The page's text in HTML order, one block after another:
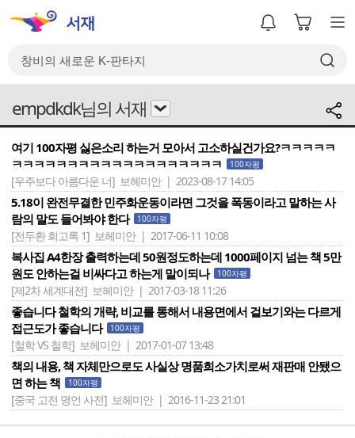
empdkdk님의 서재
여기 100자평 싫은소리 하는거 모아서 고소하실건가요?ㅋㅋㅋㅋㅋ
ㅋㅋㅋㅋㅋㅋㅋㅋㅋㅋㅋㅋㅋㅋㅋㅋㅋㅋㅋ
100자평
[우주보다 아름다운 너] 보헤미안 | 2023-08-17 14:05
5.18이 완전무결한 민주화운동이라면 그것을 폭동이라고 말하는 사
람의 말도 들어봐야 한다
100자평
[전두환 회고록 1] 보헤미안 | 2017-06-11 10:08
복사집 A4한장 출력하는데 50원정도하는데 1000페이지 넘는 책 5만
원도 안하는걸 비싸다고 하는게 말이되나
100자평
[제2차 세계대전] 보헤미안 | 2017-03-18 11:26
좋습니다 철학의 개략, 비교를 통해서 내용면에서 겉보기와는 다르게
접근도가 좋습니다
100자평
[철학 VS 철학] 보헤미안 | 2017-01-07 13:48
책의 내용, 책 자체만으로도 사실상 명품희소가치로써 재판매 안됐으
면 하는 책
100자평
[중국 고전 명언 사전] 보헤미안 | 2016-11-23 21:01